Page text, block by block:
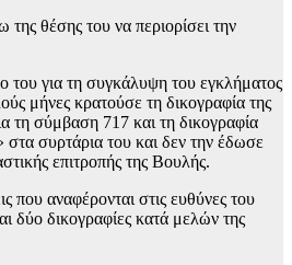
θέσης του να περιορίσει την
για τη συγκάλυψη του εγκλήματος
μήνες κρατούσε τη δικογραφία της
τη σύμβαση 717 και τη δικογραφία
συρτάρια του και δεν την έδωσε
επιτροπής της Βουλής.
που αναφέρονται στις ευθύνες του
δύο δικογραφίες κατά μελών της